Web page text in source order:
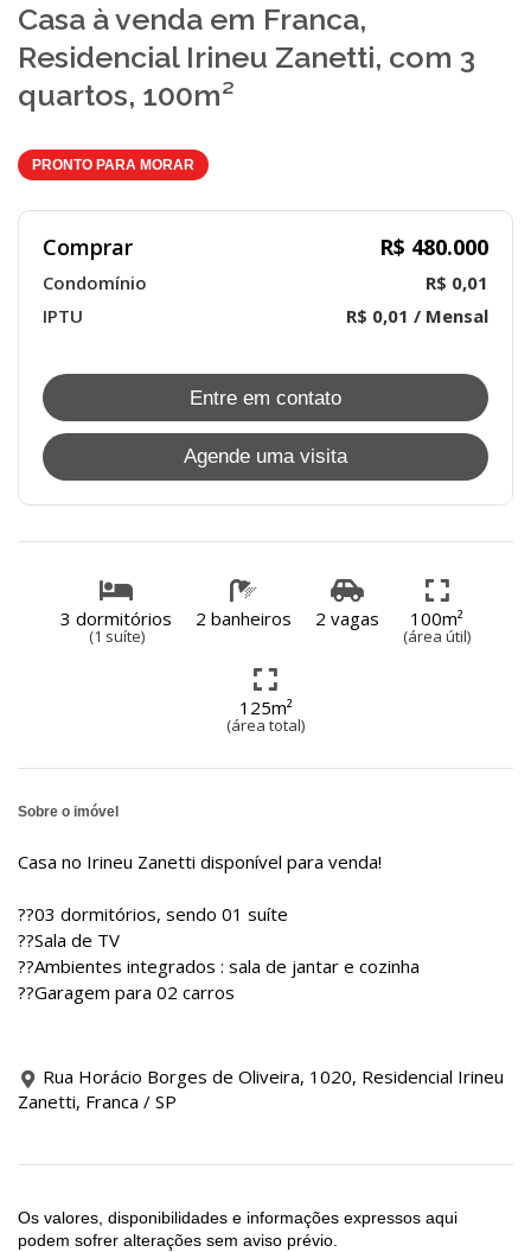
Casa à venda em Franca,
Residencial Irineu Zanetti, com 3
quartos, 100m²
PRONTO PARA MORAR
Comprar R$ 480.000
Condomínio
R$ 0,01
IPTU
R$ 0,01 / Mensal
Entre em contato
Agende uma visita
3 dormitórios
(1 suíte)
2 banheiros 2 vagas 100m²
(área útil)
125m²
(área total)
Sobre o imóvel
Casa no Irineu Zanetti disponível para venda!
??03 dormitórios, sendo 01 suíte
??Sala de TV
??Ambientes integrados : sala de jantar e cozinha
??Garagem para 02 carros
Rua Horácio Borges de Oliveira, 1020, Residencial Irineu
Zanetti, Franca / SP
Os valores, disponibilidades e informações expressos aqui
podem sofrer alterações sem aviso prévio.